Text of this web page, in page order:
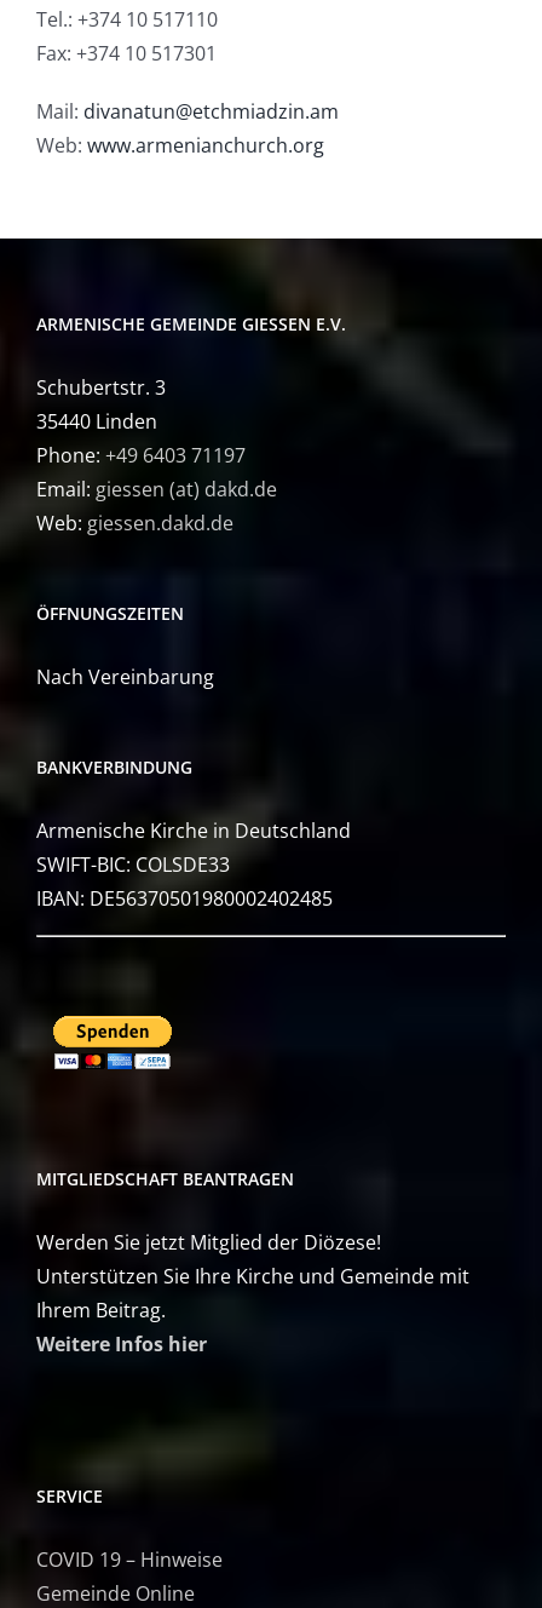
Tel.: +374 10 517110
Fax: +374 10 517301
Mail: divanatun@etchmiadzin.am
Web: www.armenianchurch.org
ARMENISCHE GEMEINDE GIESSEN E.V.
Schubertstr. 3
35440 Linden
Phone: +49 6403 71197
Email: giessen (at) dakd.de
Web: giessen.dakd.de
ÖFFNUNGSZEITEN
Nach Vereinbarung
BANKVERBINDUNG
Armenische Kirche in Deutschland
SWIFT-BIC: COLSDE33
IBAN: DE56370501980002402485
MITGLIEDSCHAFT BEANTRAGEN
Werden Sie jetzt Mitglied der Diözese!
Unterstützen Sie Ihre Kirche und Gemeinde mit
Ihrem Beitrag.
Weitere Infos hier
SERVICE
COVID 19 – Hinweise
Gemeinde Online